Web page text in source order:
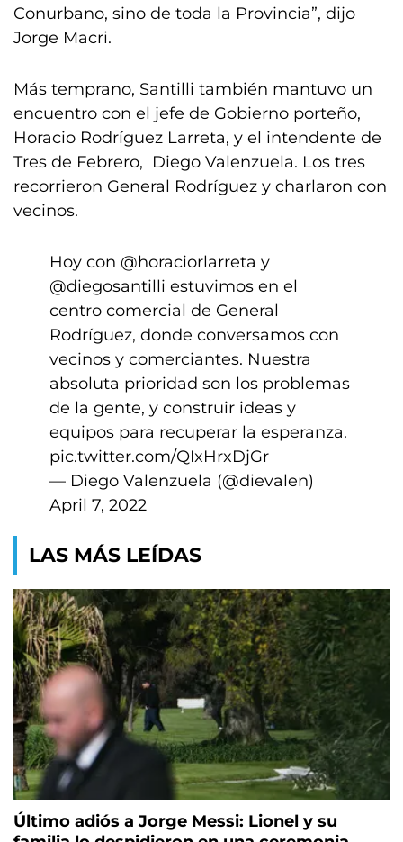
Conurbano, sino de toda la Provincia”, dijo
Jorge Macri.
Más temprano, Santilli también mantuvo un
encuentro con el jefe de Gobierno porteño,
Horacio Rodríguez Larreta, y el intendente de
Tres de Febrero, Diego Valenzuela. Los tres
recorrieron General Rodríguez y charlaron con
vecinos.
Hoy con @horaciorlarreta y
@diegosantilli estuvimos en el
centro comercial de General
Rodríguez, donde conversamos con
vecinos y comerciantes. Nuestra
absoluta prioridad son los problemas
de la gente, y construir ideas y
equipos para recuperar la esperanza.
pic.twitter.com/QIxHrxDjGr
— Diego Valenzuela (@dievalen)
April 7, 2022
LAS MÁS LEÍDAS
Último adiós a Jorge Messi: Lionel y su